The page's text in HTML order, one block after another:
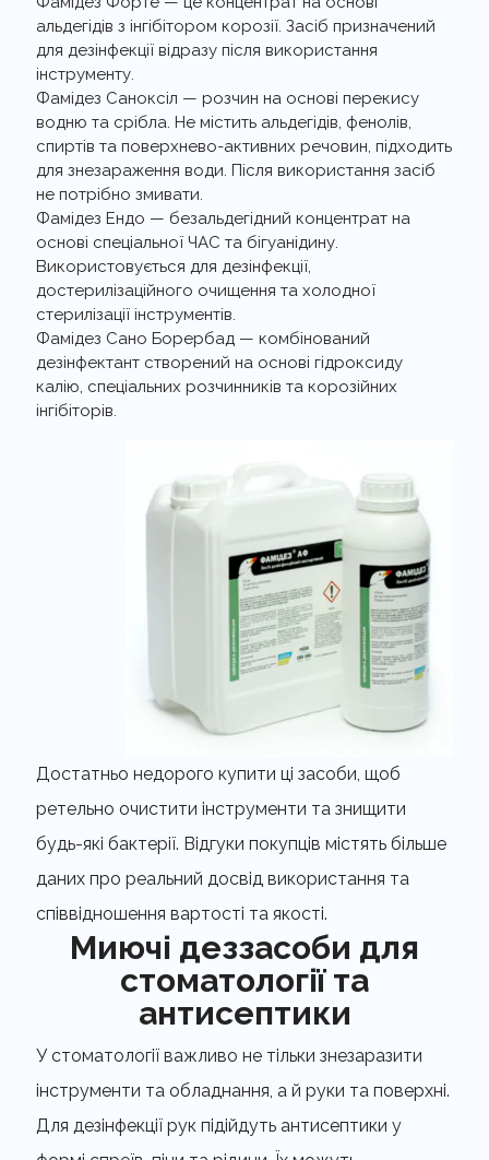
альдегідів з інгібітором корозії. Засіб призначений
для дезінфекції відразу після використання
інструменту.
Фамідез Саноксіл — розчин на основі перекису
водню та срібла. Не містить альдегідів, фенолів,
спиртів та поверхнево-активних речовин, підходить
для знезараження води. Після використання засіб
не потрібно змивати.
Фамідез Ендо — безальдегідний концентрат на
основі спеціальної ЧАС та бігуанідину.
Використовується для дезінфекції,
достерилізаційного очищення та холодної
стерилізації інструментів.
Фамідез Сано Борербад — комбінований
дезінфектант створений на основі гідроксиду
калію, спеціальних розчинників та корозійних
інгібіторів.
Достатньо недорого купити ці засоби, щоб
ретельно очистити інструменти та знищити
будь-які бактерії. Відгуки покупців містять більше
даних про реальний досвід використання та
співвідношення вартості та якості.
Миючі деззасоби для
стоматології та
антисептики
У стоматології важливо не тільки знезаразити
інструменти та обладнання, а й руки та поверхні.
Для дезінфекції рук підійдуть антисептики у